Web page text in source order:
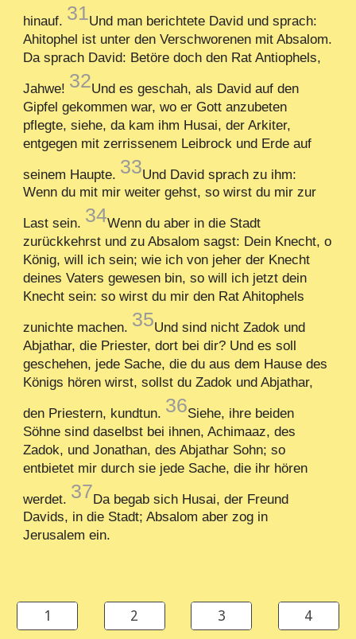
hinauf. 31Und man berichtete David und sprach:
Ahitophel ist unter den Verschworenen mit Absalom.
Da sprach David: Betöre doch den Rat Antiophels,
Jahwe! 32Und es geschah, als David auf den
Gipfel gekommen war, wo er Gott anzubeten
pflegte, siehe, da kam ihm Husai, der Arkiter,
entgegen mit zerrissenem Leibrock und Erde auf
seinem Haupte. 33Und David sprach zu ihm:
Wenn du mit mir weiter gehst, so wirst du mir zur
Last sein. 34Wenn du aber in die Stadt
zurückkehrst und zu Absalom sagst: Dein Knecht, o
König, will ich sein; wie ich von jeher der Knecht
deines Vaters gewesen bin, so will ich jetzt dein
Knecht sein: so wirst du mir den Rat Ahitophels
zunichte machen. 35Und sind nicht Zadok und
Abjathar, die Priester, dort bei dir? Und es soll
geschehen, jede Sache, die du aus dem Hause des
Königs hören wirst, sollst du Zadok und Abjathar,
den Priestern, kundtun. 36Siehe, ihre beiden
Söhne sind daselbst bei ihnen, Achimaaz, des
Zadok, und Jonathan, des Abjathar Sohn; so
entbietet mir durch sie jede Sache, die ihr hören
werdet. 37Da begab sich Husai, der Freund
Davids, in die Stadt; Absalom aber zog in
Jerusalem ein.
1 2 3 4